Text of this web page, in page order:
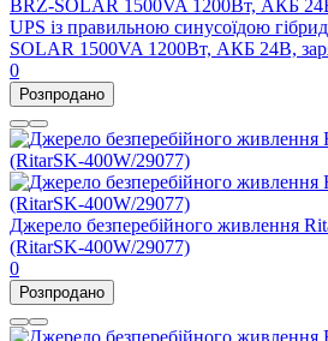
UPS із правильною синусоїдою
SOLAR 1500VA 1200Вт, АКБ 24В,
0
Розпродано
Джерело безперебійного живлення
(RitarSK-400W/29077)
0
Розпродано